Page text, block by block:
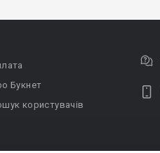
Букнет
користувачів